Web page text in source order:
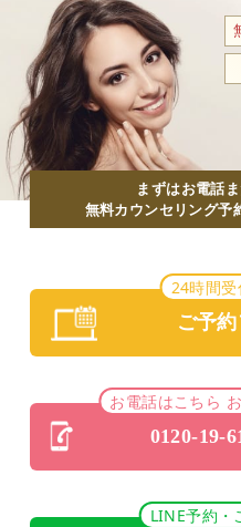
まずはお電話
無料カウンセリング予
24時間
ご予
お電話はこちら
0120-19-
LINE予約・